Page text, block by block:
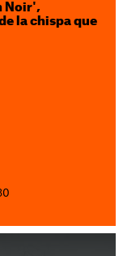
Noir',
la chispa que